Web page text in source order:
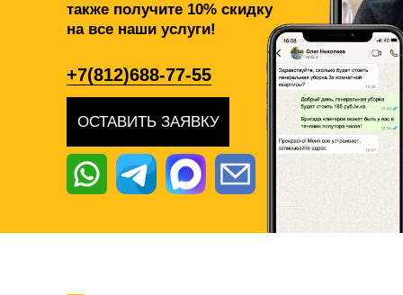
также получите 10% скидку
на все наши услуги!
ОСТАВИТЬ ЗАЯВКУ
+7(812)688-77-55